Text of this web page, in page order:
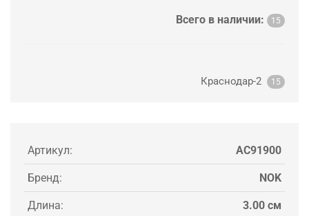
Всего в наличии: 15
Краснодар-2 15
Артикул: AC91900
Бренд: NOK
Длина: 3.00 см